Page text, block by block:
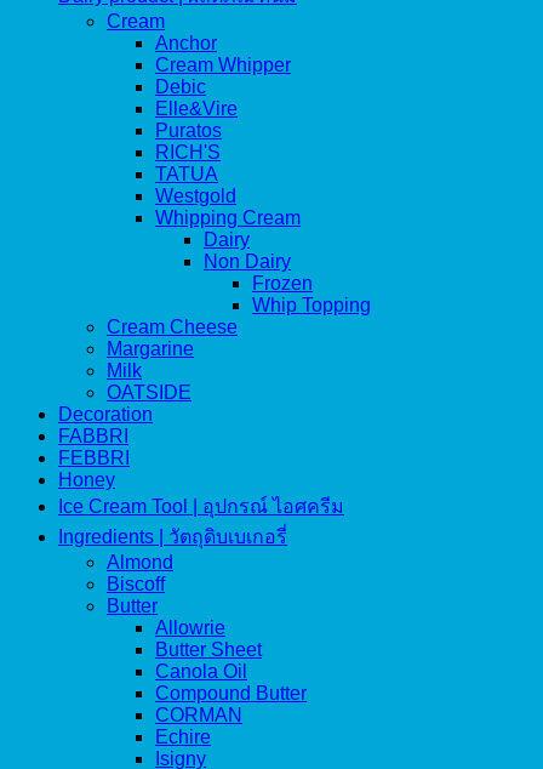
Cream
Anchor
Cream Whipper
Debic
Elle&Vire
Puratos
RICH'S
TATUA
Westgold
Whipping Cream
Dairy
Non Dairy
Frozen
Whip Topping
Cream Cheese
Margarine
Milk
OATSIDE
Decoration
FABBRI
FEBBRI
Honey
Ice Cream Tool | อุปกรณ์ ไอศครีม
Ingredients | วัตถุดิบเบเกอรี่
Almond
Biscoff
Butter
Allowrie
Butter Sheet
Canola Oil
Compound Butter
CORMAN
Echire
Isigny